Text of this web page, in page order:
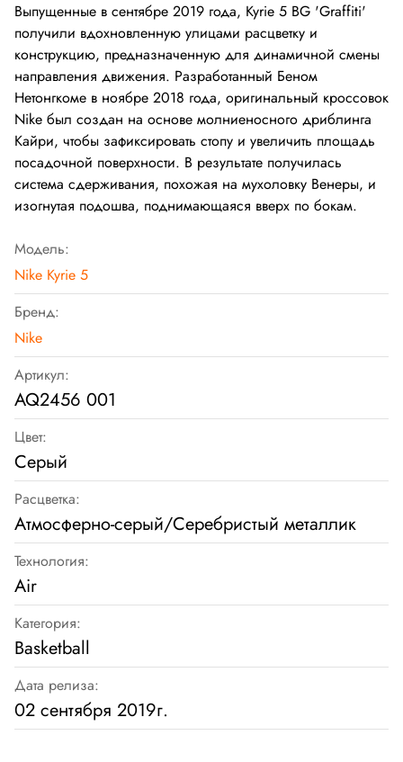
Выпущенные в сентябре 2019 года, Kyrie 5 BG 'Graffiti'
получили вдохновленную улицами расцветку и
конструкцию, предназначенную для динамичной смены
направления движения. Разработанный Беном
Нетонгкоме в ноябре 2018 года, оригинальный кроссовок
Nike был создан на основе молниеносного дриблинга
Кайри, чтобы зафиксировать стопу и увеличить площадь
посадочной поверхности. В результате получилась
система сдерживания, похожая на мухоловку Венеры, и
изогнутая подошва, поднимающаяся вверх по бокам.
Модель:
Nike Kyrie 5
Бренд:
Nike
Артикул:
AQ2456 001
Цвет:
Серый
Расцветка:
Атмосферно-серый/Серебристый металлик
Технология:
Air
Категория:
Basketball
Дата релиза:
02 сентября 2019г.